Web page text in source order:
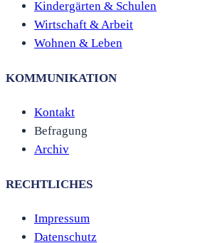
Kindergärten & Schulen
Wirtschaft & Arbeit
Wohnen & Leben
KOMMUNIKATION
Kontakt
Befragung
Archiv
RECHTLICHES
Impressum
Datenschutz